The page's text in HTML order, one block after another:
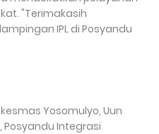
"Terimakasih
IPL di Posyandu
Yosomulyo, Uun
Posyandu Integrasi